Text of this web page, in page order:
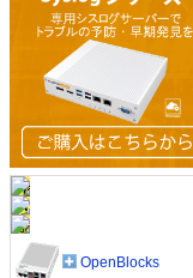
OpenBlocks